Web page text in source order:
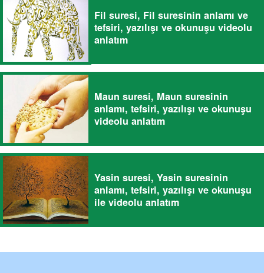
Fil suresi, Fil suresinin anlamı ve
tefsiri, yazılışı ve okunuşu videolu
anlatım
Maun suresi, Maun suresinin
anlamı, tefsiri, yazılışı ve okunuşu
videolu anlatım
Yasin suresi, Yasin suresinin
anlamı, tefsiri, yazılışı ve okunuşu
ile videolu anlatım